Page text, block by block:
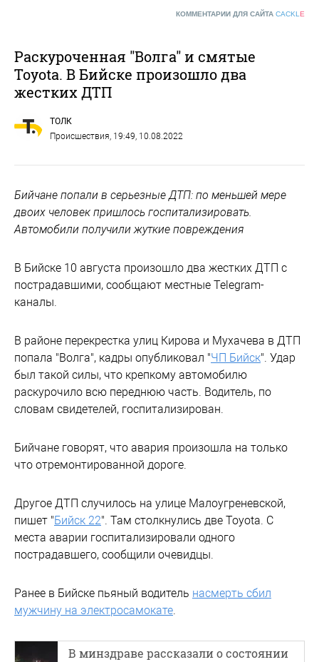
КОММЕНТАРИИ ДЛЯ САЙТА CACKL E
Раскуроченная "Волга" и смятые
Toyota. В Бийске произошло два
жестких ДТП
ТОЛК
Происшествия, 19:49, 10.08.2022
Бийчане попали в серьезные ДТП: по меньшей мере
двоих человек пришлось госпитализировать.
Автомобили получили жуткие повреждения
В Бийске 10 августа произошло два жестких ДТП с
пострадавшими, сообщают местные Telegram-
каналы.
В районе перекрестка улиц Кирова и Мухачева в ДТП
попала "Волга", кадры опубликовал "ЧП Бийск". Удар
был такой силы, что крепкому автомобилю
раскурочило всю переднюю часть. Водитель, по
словам свидетелей, госпитализирован.
Бийчане говорят, что авария произошла на только
что отремонтированной дороге.
Другое ДТП случилось на улице Малоугреневской,
пишет "Бийск 22". Там столкнулись две Toyota. С
места аварии госпитализировали одного
пострадавшего, сообщили очевидцы.
Ранее в Бийске пьяный водитель насмерть сбил
мужчину на электросамокате.
В минздраве рассказали о состоянии